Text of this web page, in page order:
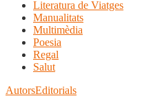
Literatura de Viatges
Manualitats
Multimèdia
Poesia
Regal
Salut
AutorsEditorials